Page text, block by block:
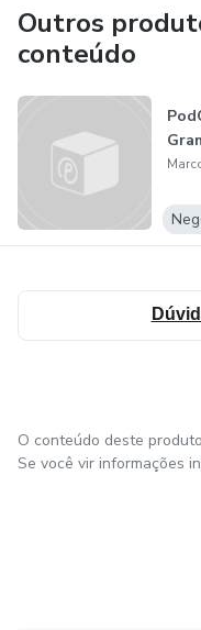
Outros
conteúdo
O conteúdo deste
Se você vir informações